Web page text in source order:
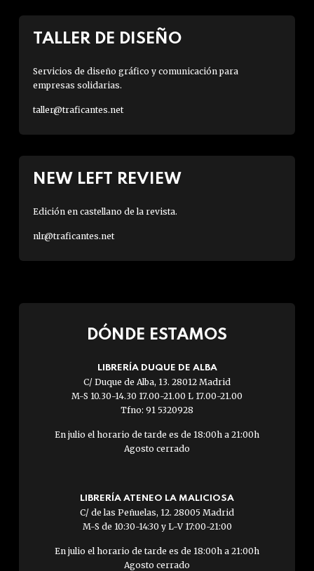
TALLER DE DISEÑO
Servicios de diseño gráfico y comunicación para
empresas solidarias.
taller@traficantes.net
NEW LEFT REVIEW
Edición en castellano de la revista.
nlr@traficantes.net
DÓNDE ESTAMOS
LIBRERÍA DUQUE DE ALBA
C/ Duque de Alba, 13. 28012 Madrid
M-S 10.30-14.30 17.00-21.00 L 17.00-21.00
Tfno: 91 5320928
En julio el horario de tarde es de 18:00h a 21:00h
Agosto cerrado
LIBRERÍA ATENEO LA MALICIOSA
C/ de las Peñuelas, 12. 28005 Madrid
M-S de 10:30-14:30 y L-V 17:00-21:00
En julio el horario de tarde es de 18:00h a 21:00h
Agosto cerrado